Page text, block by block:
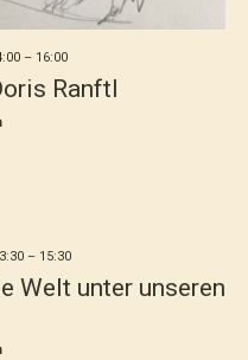
– 16:00
Ranftl
– 15:30
Welt unter unseren